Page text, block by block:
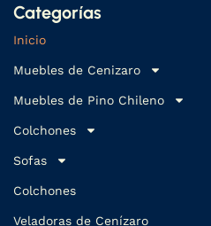
Categorías
Inicio
Muebles de Cenizaro
Muebles de Pino Chileno
Colchones
Sofas
Colchones
Veladoras de Cenízaro